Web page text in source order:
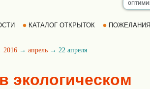
КАТАЛОГ ОТКРЫТОК ПОЖЕЛАНИЯ
2016 → апрель → 22 апреля
экологическом